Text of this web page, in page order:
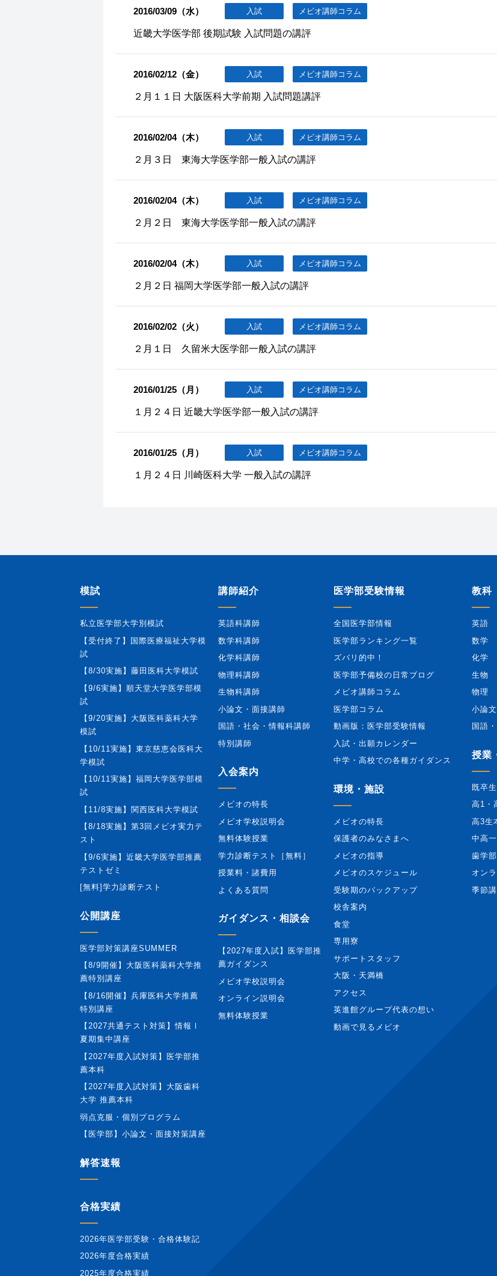
2016/03/09（水） 入試 メビオ講師コラム
近畿大学医学部 後期試験 入試問題の講評
2016/02/12（金） 入試 メビオ講師コラム
２月１１日 大阪医科大学前期 入試問題講評
2016/02/04（木） 入試 メビオ講師コラム
２月３日 東海大学医学部一般入試の講評
2016/02/04（木） 入試 メビオ講師コラム
２月２日 東海大学医学部一般入試の講評
2016/02/04（木） 入試 メビオ講師コラム
２月２日 福岡大学医学部一般入試の講評
2016/02/02（火） 入試 メビオ講師コラム
２月１日 久留米大医学部一般入試の講評
2016/01/25（月） 入試 メビオ講師コラム
１月２４日 近畿大学医学部一般入試の講評
2016/01/25（月） 入試 メビオ講師コラム
１月２４日 川崎医科大学 一般入試の講評
模試
私立医学部大学別模試
【受付終了】国際医療福祉大学模
試
【8/30実施】藤田医科大学模試
【9/6実施】順天堂大学医学部模
試
【9/20実施】大阪医科薬科大学
模試
【10/11実施】東京慈恵会医科大
学模試
【10/11実施】福岡大学医学部模
試
【11/8実施】関西医科大学模試
【8/18実施】第3回メビオ実力テ
スト
【9/6実施】近畿大学医学部推薦
テストゼミ
[無料]学力診断テスト
公開講座
医学部対策講座SUMMER
【8/9開催】大阪医科薬科大学推
薦特別講座
【8/16開催】兵庫医科大学推薦
特別講座
【2027共通テスト対策】情報Ⅰ
夏期集中講座
【2027年度入試対策】医学部推
薦本科
【2027年度入試対策】大阪歯科
大学 推薦本科
弱点克服・個別プログラム
【医学部】小論文・面接対策講座
解答速報
合格実績
2026年医学部受験・合格体験記
2026年度合格実績
2025年度合格実績
講師紹介
英語科講師
数学科講師
化学科講師
物理科講師
生物科講師
小論文・面接講師
国語・社会・情報科講師
特別講師
入会案内
メビオの特長
メビオ学校説明会
無料体験授業
学力診断テスト［無料］
授業料・諸費用
よくある質問
ガイダンス・相談会
【2027年度入試】医学部推
薦ガイダンス
メビオ学校説明会
オンライン説明会
無料体験授業
医学部受験情報
全国医学部情報
医学部ランキング一覧
ズバリ的中！
医学部予備校の日常ブログ
メビオ講師コラム
医学部コラム
動画版：医学部受験情報
入試・出願カレンダー
中学・高校での各種ガイダンス
環境・施設
メビオの特長
保護者のみなさまへ
メビオの指導
メビオのスケジュール
受験期のバックアップ
校舎案内
食堂
専用寮
サポートスタッフ
大阪・天満橋
アクセス
英進館グループ代表の想い
動画で見るメビオ
教科
英語
数学
化学
生物
物理
小論
国語
授業
既卒
高1・
高3生
中高
歯学
オン
季節